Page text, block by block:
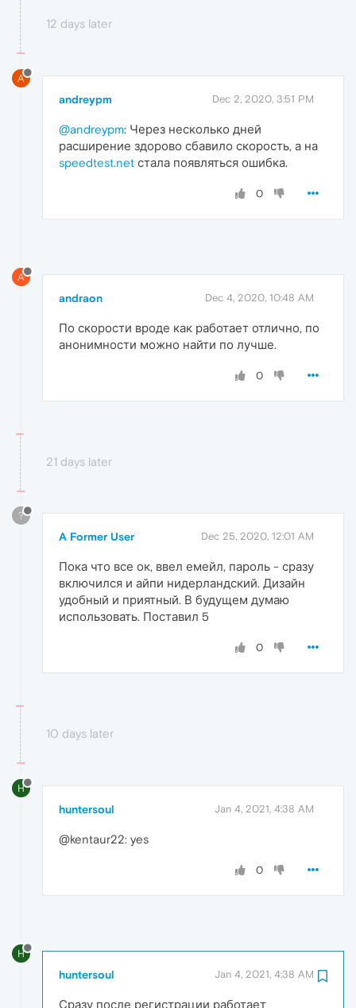
12 days later
A
andreypm Dec 2, 2020, 3:51 PM
@andreypm: Через несколько дней
расширение здорово сбавило скорость, а на
speedtest.net стала появляться ошибка.
0
A
andraon Dec 4, 2020, 10:48 AM
По скорости вроде как работает отлично, по
анонимности можно найти по лучше.
0
21 days later
?
A Former User Dec 25, 2020, 12:01 AM
Пока что все ок, ввел емейл, пароль - сразу
включился и айпи нидерландский. Дизайн
удобный и приятный. В будущем думаю
использовать. Поставил 5
0
10 days later
H
huntersoul Jan 4, 2021, 4:38 AM
@kentaur22: yes
0
H
huntersoul Jan 4, 2021, 4:38 AM
Сразу после регистрации работает